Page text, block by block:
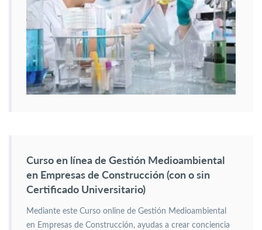
Curso en línea de Gestión Medioambiental
en Empresas de Construcción (con o sin
Certificado Universitario)
Mediante este Curso online de Gestión Medioambiental
en Empresas de Construcción, ayudas a crear conciencia